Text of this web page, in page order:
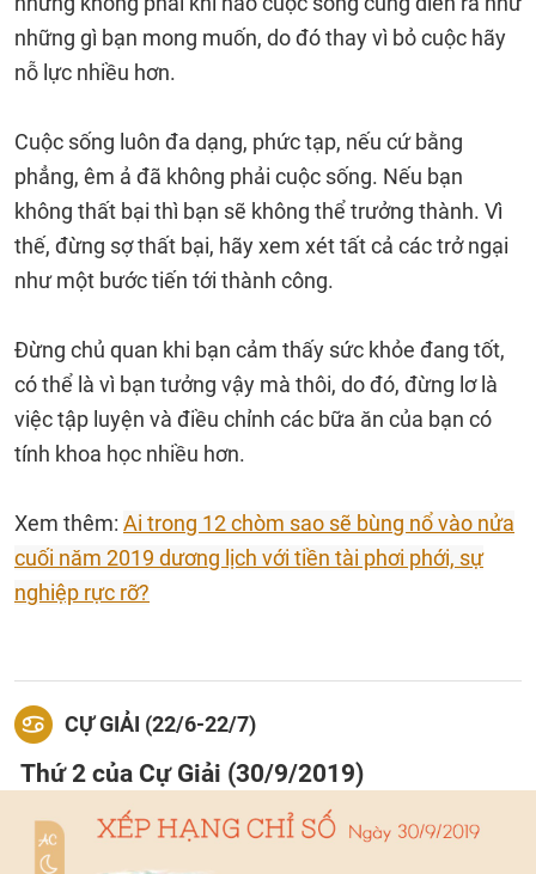
những gì bạn mong muốn, do đó thay vì bỏ cuộc hãy
nỗ lực nhiều hơn.
Cuộc sống luôn đa dạng, phức tạp, nếu cứ bằng
phẳng, êm ả đã không phải cuộc sống. Nếu bạn
không thất bại thì bạn sẽ không thể trưởng thành. Vì
thế, đừng sợ thất bại, hãy xem xét tất cả các trở ngại
như một bước tiến tới thành công.
Đừng chủ quan khi bạn cảm thấy sức khỏe đang tốt,
có thể là vì bạn tưởng vậy mà thôi, do đó, đừng lơ là
việc tập luyện và điều chỉnh các bữa ăn của bạn có
tính khoa học nhiều hơn.
Xem thêm: Ai trong 12 chòm sao sẽ bùng nổ vào nửa
cuối năm 2019 dương lịch với tiền tài phơi phới, sự
nghiệp rực rỡ?
CỰ GIẢI (22/6-22/7)
Thứ 2 của Cự Giải (30/9/2019)